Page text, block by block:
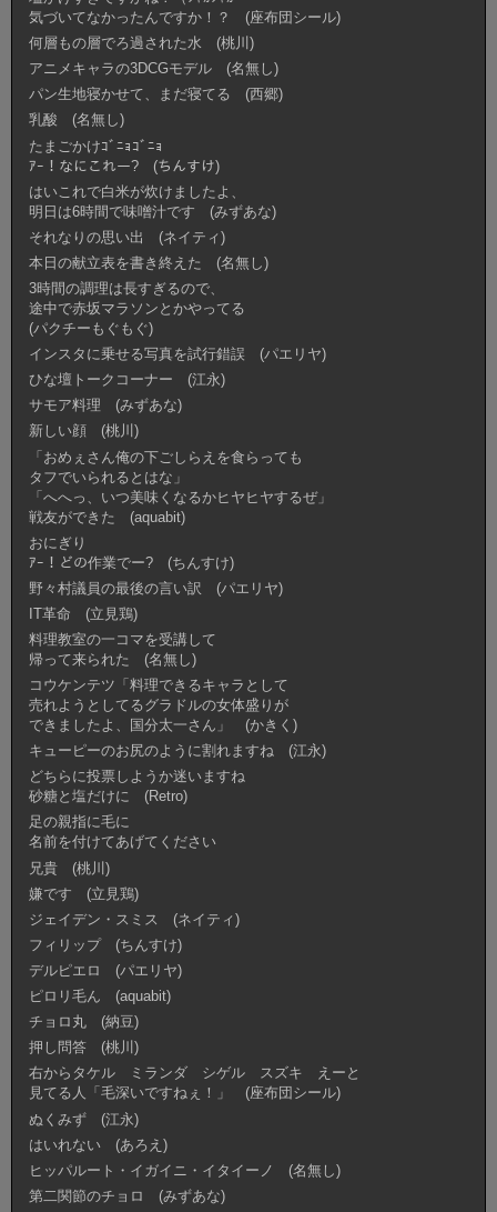
気づいてなかったんですか！？ (座布団シール)
何層もの層でろ過された水 (桃川)
アニメキャラの3DCGモデル (名無し)
パン生地寝かせて、まだ寝てる (西郷)
乳酸 (名無し)
たまごかけｺﾞﾆｮｺﾞﾆｮ
ｱｰ！なにこれー? (ちんすけ)
はいこれで白米が炊けましたよ、
明日は6時間で味噌汁です (みずあな)
それなりの思い出 (ネイティ)
本日の献立表を書き終えた (名無し)
3時間の調理は長すぎるので、
途中で赤坂マラソンとかやってる
(パクチーもぐもぐ)
インスタに乗せる写真を試行錯誤 (パエリヤ)
ひな壇トークコーナー (江永)
サモア料理 (みずあな)
新しい顔 (桃川)
「おめぇさん俺の下ごしらえを食らっても
タフでいられるとはな」
「へへっ、いつ美味くなるかヒヤヒヤするぜ」
戦友ができた (aquabit)
おにぎり
ｱｰ！どの作業でー? (ちんすけ)
野々村議員の最後の言い訳 (パエリヤ)
IT革命 (立見鶏)
料理教室の一コマを受講して
帰って来られた (名無し)
コウケンテツ「料理できるキャラとして
売れようとしてるグラドルの女体盛りが
できましたよ、国分太一さん」 (かきく)
キューピーのお尻のように割れますね (江永)
どちらに投票しようか迷いますね
砂糖と塩だけに (Retro)
足の親指に毛に
名前を付けてあげてください
兄貴 (桃川)
嫌です (立見鶏)
ジェイデン・スミス (ネイティ)
フィリップ (ちんすけ)
デルピエロ (パエリヤ)
ピロリ毛ん (aquabit)
チョロ丸 (納豆)
押し問答 (桃川)
右からタケル ミランダ シゲル スズキ えーと
見てる人「毛深いですねぇ！」 (座布団シール)
ぬくみず (江永)
はいれない (あろえ)
ヒッパルート・イガイニ・イタイーノ (名無し)
第二関節のチョロ (みずあな)